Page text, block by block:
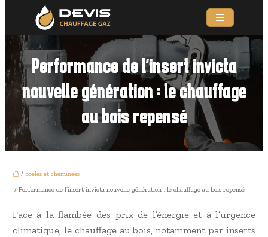
Performance de l’insert invicta
nouvelle génération : le chauffage
au bois repensé
/ poêles et cheminées
/ Performance de l’insert invicta nouvelle génération : le chauffage au bois repensé
Face à la flambée des prix de l’énergie et à l’urgence
climatique, le chauffage au bois, notamment par inserts